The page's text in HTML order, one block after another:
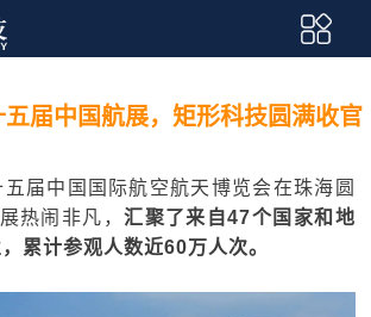
届中国航展，矩形科技圆满收官
届中国国际航空航天博览会在珠海圆
热闹非凡，汇聚了来自47个国家和地
累计参观人数近60万人次。